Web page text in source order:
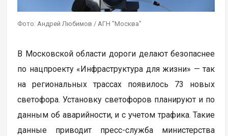
Фото: Андрей Любимов / АГН "Москва"
В Московской области дороги делают безопаснее
по нацпроекту «Инфраструктура для жизни» — так
на региональных трассах появилось 73 новых
светофора. Установку светофоров планируют и по
данным об аварийности, и с учетом трафика. Такие
данные приводит пресс-служба министерства